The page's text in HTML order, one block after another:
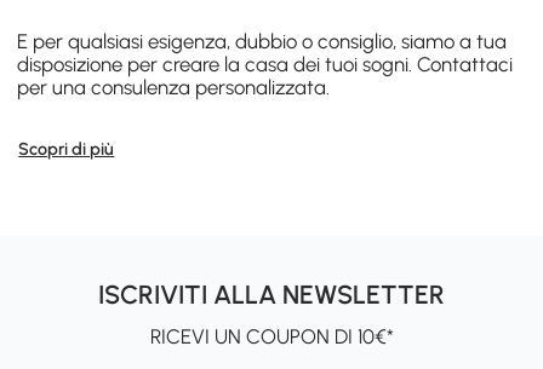
E per qualsiasi esigenza, dubbio o consiglio, siamo a tua
disposizione per creare la casa dei tuoi sogni. Contattaci
per una consulenza personalizzata.
Scopri di più
ISCRIVITI ALLA NEWSLETTER
RICEVI UN COUPON DI 10€*